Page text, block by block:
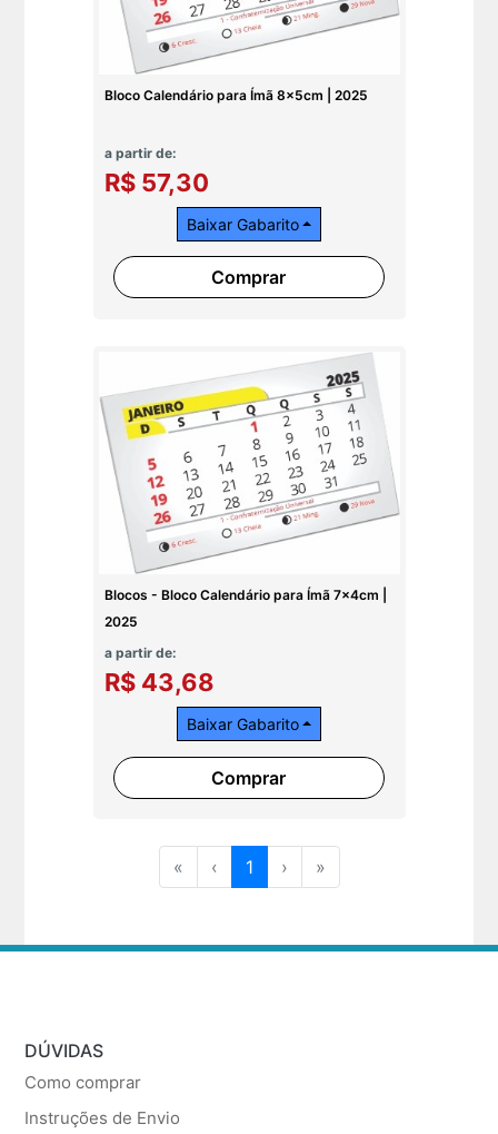
Bloco Calendário para Ímã 8x5cm | 2025
a partir de:
R$ 57,30
Baixar Gabarito
Comprar
Blocos - Bloco Calendário para Ímã 7x4cm |
2025
a partir de:
R$ 43,68
Baixar Gabarito
Comprar
« ‹ 1 › »
DÚVIDAS
Como comprar
Instruções de Envio